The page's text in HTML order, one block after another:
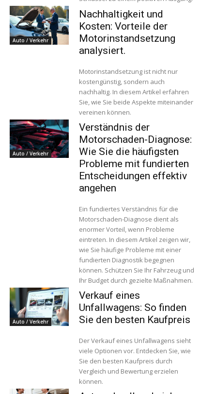
Auto / Verkehr
Nachhaltigkeit und
Kosten: Vorteile der
Motorinstandsetzung
analysiert.
Motorinstandsetzung ist nicht nur
kostengünstig, sondern auch
nachhaltig. In diesem Artikel erfahren
Sie, wie Sie beide Aspekte miteinander
vereinen können.
Auto / Verkehr
Verständnis der
Motorschaden-Diagnose:
Wie Sie die häufigsten
Probleme mit fundierten
Entscheidungen effektiv
angehen
Ein fundiertes Verständnis für die
Motorschaden-Diagnose dient als
enormer Vorteil, wenn Probleme
eintreten. In diesem Artikel zeigen wir,
wie Sie häufige Probleme mit einer
fundierten Diagnostik begegnen
können. Schützen Sie Ihr Fahrzeug und
Ihr Budget durch gezielte Maßnahmen.
Auto / Verkehr
Verkauf eines
Unfallwagens: So finden
Sie den besten Kaufpreis
Der Verkauf eines Unfallwagens sieht
viele Optionen vor. Entdecken Sie, wie
Sie den besten Kaufpreis durch
Vergleich und Bewertung erzielen
können.